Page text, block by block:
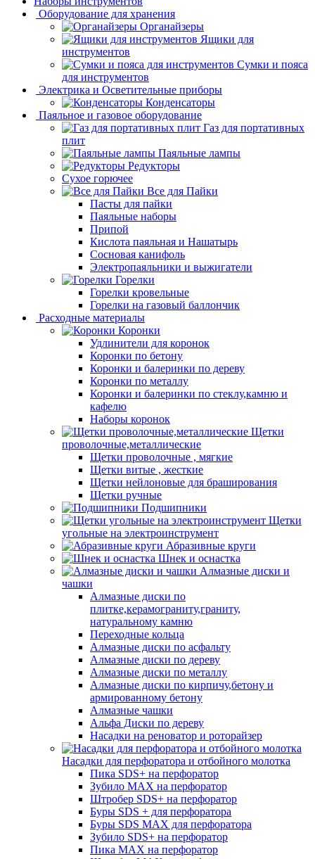
Оборудование для хранения
Органайзеры
Ящики для
инструментов
Сумки и пояса
для инструментов
Электрика и Осветительные приборы
Конденсаторы
Паяльное и газовое оборудование
Газ для портативных
плит
Паяльные лампы
Редукторы
Сухое горючее
Все для Пайки
Пасты для пайки
Паяльные наборы
Припой
Кислота паяльная и Нашатырь
Сосновая канифоль
Электропаяльники и выжигатели
Горелки
Горелки кровельные
Горелки на газовый баллончик
Расходные материалы
Коронки
Удлинители для коронок
Коронки по бетону
Коронки и балеринки по дереву
Коронки по металлу
Коронки и балеринки по стеклу,камню и
кафелю
Наборы коронок
Щетки
проволочные,металлические
Щетки проволочные , мягкие
Щетки витые , жесткие
Щетки нейлоновые для браширования
Щетки ручные
Подшипники
Щетки
угольные на электроинструмент
Абразивные круги
Шнек и оснастка
Алмазные диски и
чашки
Алмазные диски по
плитке,керамограниту,граниту,
натуральному камню
Переходные кольца
Алмазные диски по асфальту
Алмазные диски по дереву
Алмазные диски по металлу
Алмазные диски по кирпичу,бетону и
армированному бетону
Алмазные чашки
Альфа Диски по дереву
Насадки на реноватор и роторайзер
Насадки для перфоратора и отбойного молотка
Пика SDS+ на перфоратор
Зубило MAX на перфоратор
Штробер SDS+ на перфоратор
Буры SDS + для перфоратора
Буры SDS MAX для перфоратора
Зубило SDS+ на перфоратор
Пика MAX на перфоратор